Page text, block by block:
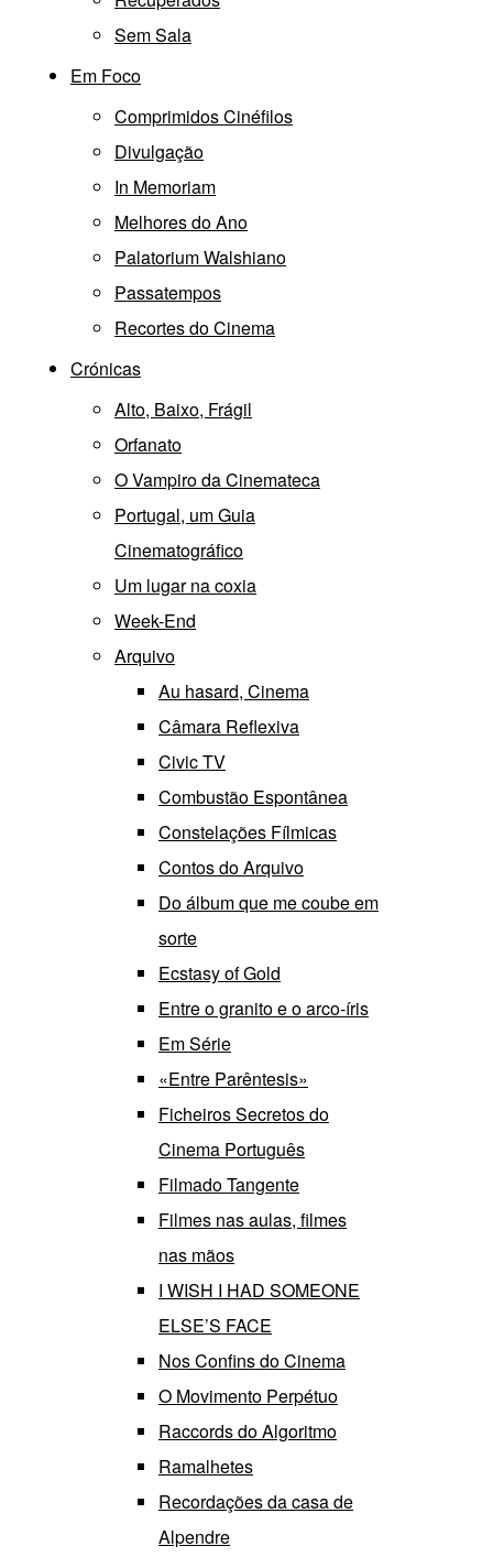
Sem Sala
Em Foco
Comprimidos Cinéfilos
Divulgação
In Memoriam
Melhores do Ano
Palatorium Walshiano
Passatempos
Recortes do Cinema
Crónicas
Alto, Baixo, Frágil
Orfanato
O Vampiro da Cinemateca
Portugal, um Guia
Cinematográfico
Um lugar na coxia
Week-End
Arquivo
Au hasard, Cinema
Câmara Reflexiva
Civic TV
Combustão Espontânea
Constelações Fílmicas
Contos do Arquivo
Do álbum que me coube em
sorte
Ecstasy of Gold
Entre o granito e o arco-íris
Em Série
«Entre Parêntesis»
Ficheiros Secretos do
Cinema Português
Filmado Tangente
Filmes nas aulas, filmes
nas mãos
I WISH I HAD SOMEONE
ELSE’S FACE
Nos Confins do Cinema
O Movimento Perpétuo
Raccords do Algoritmo
Ramalhetes
Recordações da casa de
Alpendre